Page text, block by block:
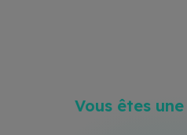
Vous êtes